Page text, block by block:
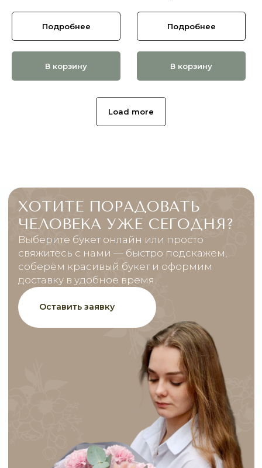
Подробнее
В корзину
Подробнее
В корзину
Load more
Адрес магазина:
г. Сергиев Посад,
График работы:
Пишите нам:
Главная
Каталог
1 сентября
Акции
Подписки
Доставка и оплата
МЕНЮ
Пользовательское
конфиденциальности
Договор оферты
Связаться с нами
Рекомендации по уходу
ПОМОЩЬ